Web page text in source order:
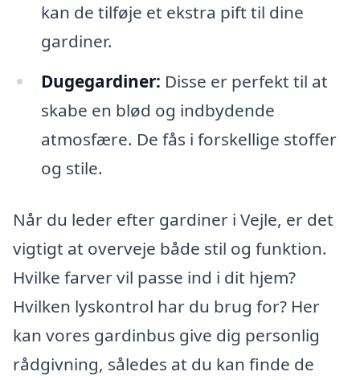
kan de tilføje et ekstra pift til dine
gardiner.
Dugegardiner: Disse er perfekt til at
skabe en blød og indbydende
atmosfære. De fås i forskellige stoffer
og stile.
Når du leder efter gardiner i Vejle, er det
vigtigt at overveje både stil og funktion.
Hvilke farver vil passe ind i dit hjem?
Hvilken lyskontrol har du brug for? Her
kan vores gardinbus give dig personlig
rådgivning, således at du kan finde de